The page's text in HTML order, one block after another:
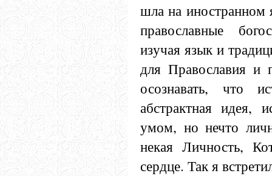
шла на иностранном
православные
изучая язык и
для Православия и
осознавать, что
абстрактная идея,
умом, но нечто
некая Личность,
сердце. Так я